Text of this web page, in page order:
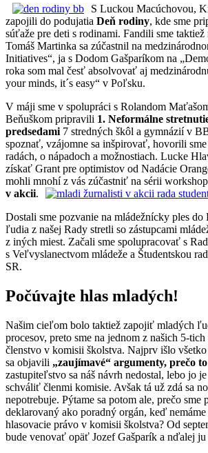
S Luckou Macúchovou,
zapojili do podujatia Deň rodiny, kde sme
súťaže pre deti s rodinami. Fandili sme
Tomáš Martinka sa zúčastnil na
Initiatives“, ja s Dodom Gašparíkom na
roka som mal česť absolvovať aj
your minds, it´s easy“ v Poľsku.
V máji sme v spolupráci s Rolandom
Beňuškom pripravili 1. Neformálne
predsedami 7 stredných škôl a gymnázií v
spoznať, vzájomne sa inšpirovať, hovorili
radách, o nápadoch a možnostiach. Lucke
získať Grant pre optimistov od Nadácie
mohli mnohí z vás zúčastniť na sérii
v akcii.
Dostali sme pozvanie na mládežnícky ples do
ľudia z našej Rady stretli so zástupcami
z iných miest. Začali sme spolupracovať s
s Veľvyslanectvom mládeže a Študentskou
SR.
Počúvajte hlas mladých!
Našim cieľom bolo taktiež zapojiť mladých
procesov, preto sme na jednom z našich 5-
členstvo v komisii školstva. Najprv išlo
sa objavili „zaujímavé“ argumenty, prečo
zastupiteľstvo sa náš návrh nedostal, lebo jo
schváliť členmi komisie. Avšak tá už zdá sa
nepotrebuje. Pýtame sa potom ale, prečo sme
deklarovaný ako poradný orgán, keď
hlasovacie právo v komisii školstva? Od
bude venovať opäť Jozef Gašparík a nďalej ju